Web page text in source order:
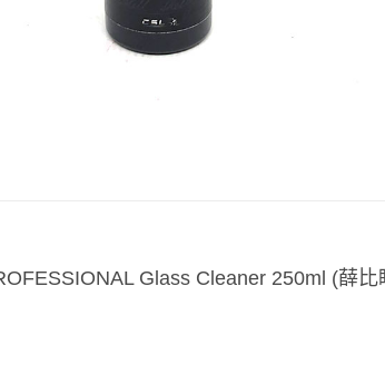
Glass Cleaner 250ml (薛